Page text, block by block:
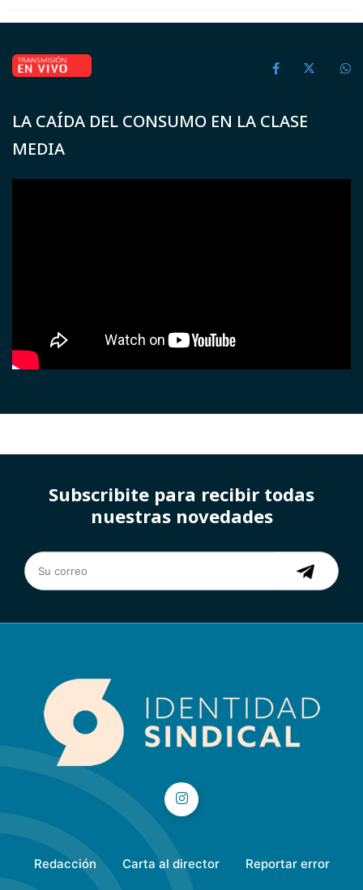
LA CAÍDA DEL CONSUMO EN LA CLASE
MEDIA
Subscribite para recibir todas
nuestras novedades
Redacción Carta al director Reportar error